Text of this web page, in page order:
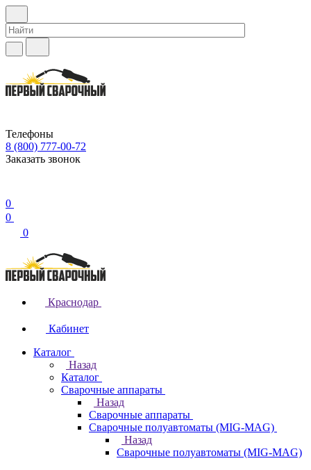
Телефоны
8 (800) 777-00-72
Заказать звонок
0
0
0
Краснодар
Кабинет
Каталог
Назад
Каталог
Сварочные аппараты
Назад
Сварочные аппараты
Сварочные полуавтоматы (MIG-MAG)
Назад
Сварочные полуавтоматы (MIG-MAG)